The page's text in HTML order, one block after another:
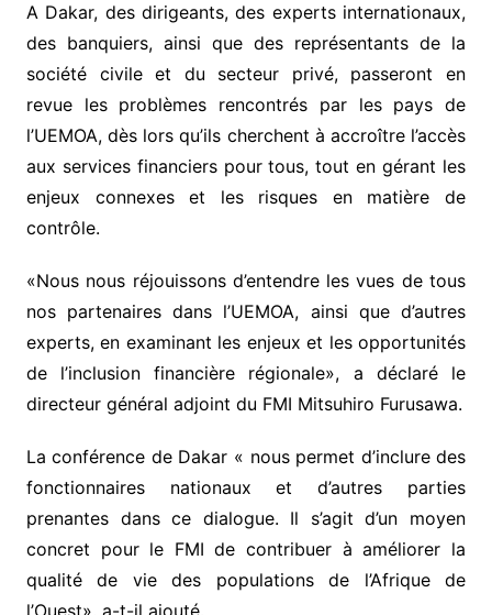
A Dakar, des dirigeants, des experts internationaux,
des banquiers, ainsi que des représentants de la
société civile et du secteur privé, passeront en
revue les problèmes rencontrés par les pays de
l’UEMOA, dès lors qu’ils cherchent à accroître l’accès
aux services financiers pour tous, tout en gérant les
enjeux connexes et les risques en matière de
contrôle.
«Nous nous réjouissons d’entendre les vues de tous
nos partenaires dans l’UEMOA, ainsi que d’autres
experts, en examinant les enjeux et les opportunités
de l’inclusion financière régionale», a déclaré le
directeur général adjoint du FMI Mitsuhiro Furusawa.
La conférence de Dakar « nous permet d’inclure des
fonctionnaires nationaux et d’autres parties
prenantes dans ce dialogue. Il s’agit d’un moyen
concret pour le FMI de contribuer à améliorer la
qualité de vie des populations de l’Afrique de